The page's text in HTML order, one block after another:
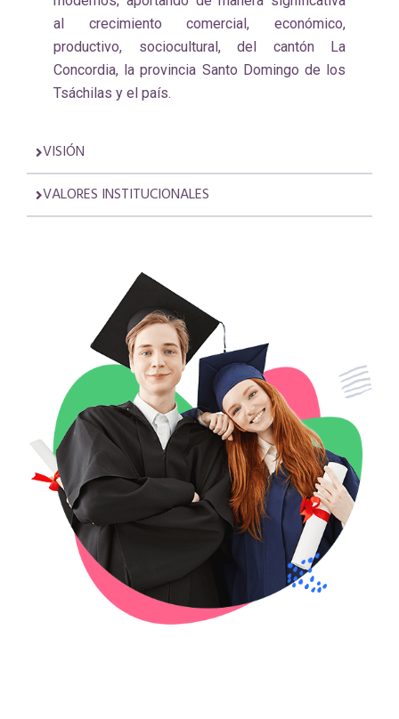
al crecimiento comercial, económico,
productivo, sociocultural, del cantón La
Concordia, la provincia Santo Domingo de los
Tsáchilas y el país.
VISIÓN
VALORES INSTITUCIONALES